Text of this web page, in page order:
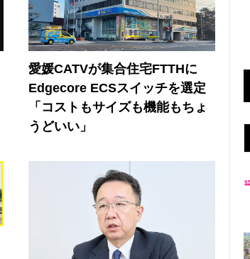
愛媛CATVが集合住宅FTTHに
Edgecore ECSスイッチを選定
「コストもサイズも機能もちょ
うどいい」